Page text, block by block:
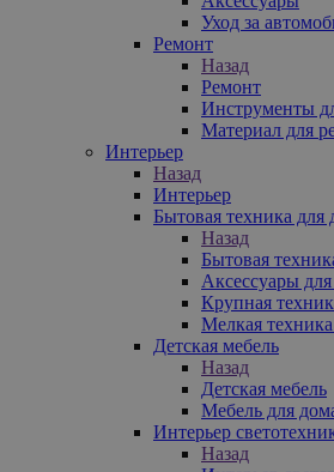
Уход за
Ремонт
Назад
Ремонт
Инструменты
Материал для
Интерьер
Назад
Интерьер
Бытовая техника для
Назад
Бытовая
Аксессуары
Крупная
Мелкая
Детская мебель
Назад
Детская мебель
Мебель для
Интерьер
Назад